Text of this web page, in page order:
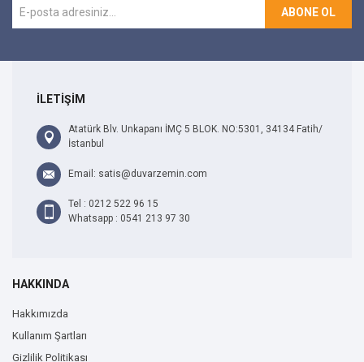
ABONE OL
İLETİŞİM
Atatürk Blv. Unkapanı İMÇ 5 BLOK. NO:5301, 34134 Fatih/
İstanbul
Email: satis@duvarzemin.com
Tel : 0212 522 96 15
Whatsapp : 0541 213 97 30
HAKKINDA
Hakkımızda
Kullanım Şartları
Gizlilik Politikası